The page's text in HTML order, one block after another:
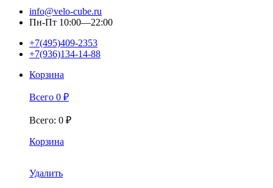
info@velo-cube.ru
Пн-Пт 10:00—22:00
+7(495)409-2353
+7(936)134-14-88
Корзина
Всего 0 ₽
Всего: 0 ₽
Корзина
Удалить